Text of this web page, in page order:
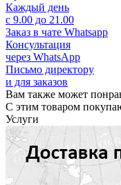
Каждый день
с 9.00 до 21.00
Заказ в чате Whatsapp
Консультация
через WhatsApp
Письмо директору
и для заказов
Вам также может
С этим товаром
Услуги